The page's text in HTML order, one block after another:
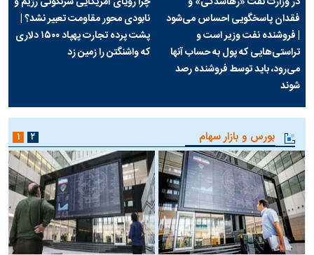
فقدان پاسخگویی احساس می‌شود
| فروشنده نفت وزیر است و
تراستی‌هایی که پول به حساب آنها
می‌رود، باید توسط فروشنده رصد
شوند
نابودی محور مقاومت تعبیر نشد؟ |
پشت پرده تجارت پهپاد‌ ۱۵۰۰ دلاری
که واشنگتن را زمین زد
بورس و بازار سهام ۱ ۲